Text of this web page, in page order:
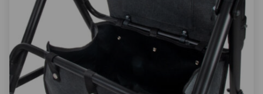
Las
opciones
se
pueden
elegir
en